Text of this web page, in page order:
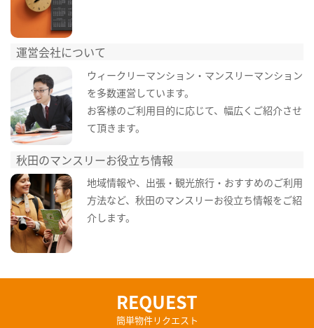
運営会社について
ウィークリーマンション・マンスリーマンション
を多数運営しています。
お客様のご利用目的に応じて、幅広くご紹介させ
て頂きます。
秋田のマンスリーお役立ち情報
地域情報や、出張・観光旅行・おすすめのご利用
方法など、秋田のマンスリーお役立ち情報をご紹
介します。
REQUEST
簡単物件リクエスト